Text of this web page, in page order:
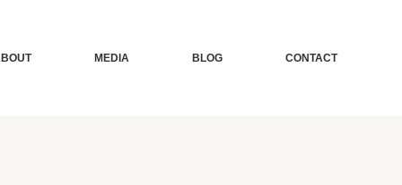
MEDIA BLOG CONTACT